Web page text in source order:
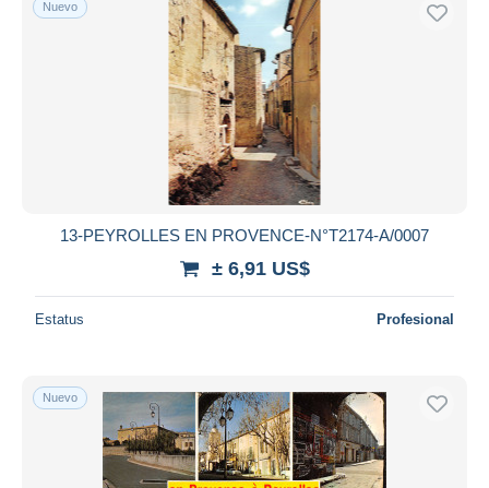
Sólo con descuento
Métodos de pago
Transferencia bancaria
Mastercard
Deseleccionar todo
Mundo entero
Nuevo
13-PEYROLLES EN PROVENCE-N°T2174-A/0007
± 6,91 US$
Estatus Profesional
Nuevo